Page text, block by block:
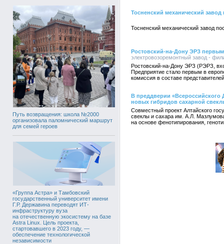
Путь возвращения: школа №2000
организовала паломнический маршрут
для семей героев
«Группа Астра» и Тамбовский
государственный университет имени
Г.Р. Державина переводят ИТ-
инфраструктуру вуза
на отечественную экосистему на базе
Astra Linux. Цель проекта,
стартовавшего в 2023 году, —
обеспечение технологической
независимости
Тосненский механический
Тосненский механический завод
Ростовский-на-Дону ЭРЗ первым
электровозоремонтный завод -
Ростовский-на-Дону ЭРЗ (РЭРЗ,
Предприятие стало первым в
комиссия в составе
В преддверии «Всероссийского
новых гибридов сахарной
Совместный проект Алтайского
свеклы и сахара им. А.Л.
на основе фенотипирования,